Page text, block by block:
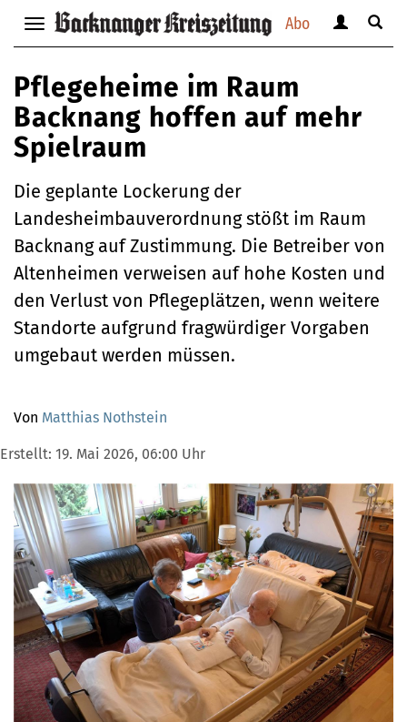
Abo
Navigation
anzeigen
bzw.
verbergen
anzeigen
Suche
Pflegeheime im Raum
Backnang hoffen auf mehr
Spielraum
Die geplante Lockerung der
Landesheimbauverordnung stößt im Raum
Backnang auf Zustimmung. Die Betreiber von
Altenheimen verweisen auf hohe Kosten und
den Verlust von Pflegeplätzen, wenn weitere
Standorte aufgrund fragwürdiger Vorgaben
umgebaut werden müssen.
Von Matthias Nothstein
Erstellt: 19. Mai 2026, 06:00 Uhr